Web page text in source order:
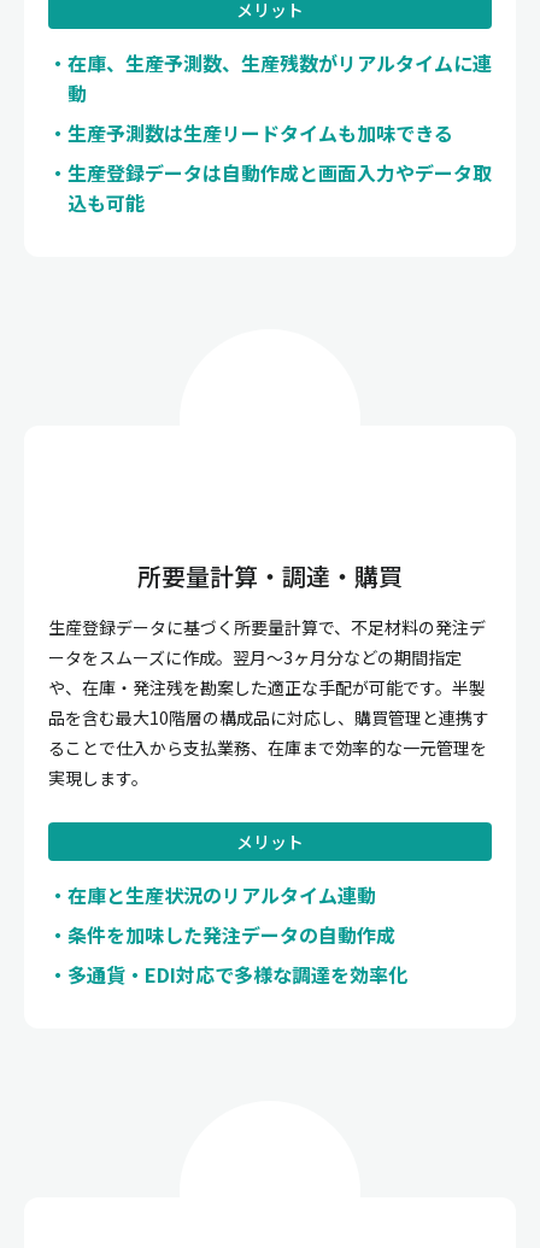
メリット
在庫、生産予測数、生産残数がリアルタイムに連
動
生産予測数は生産リードタイムも加味できる
生産登録データは自動作成と画面入力やデータ取
込も可能
所要量計算・調達・購買
生産登録データに基づく所要量計算で、不足材料の発注デ
ータをスムーズに作成。翌月〜3ヶ月分などの期間指定
や、在庫・発注残を勘案した適正な手配が可能です。半製
品を含む最大10階層の構成品に対応し、購買管理と連携す
ることで仕入から支払業務、在庫まで効率的な一元管理を
実現します。
メリット
在庫と生産状況のリアルタイム連動
条件を加味した発注データの自動作成
多通貨・EDI対応で多様な調達を効率化